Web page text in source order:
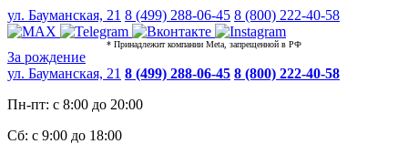
ул. Бауманская, 21 8 (499) 288-06-45 8 (800) 222-40-58
* Принадлежит компании Meta, запрещенной в РФ
За рождение
ул. Бауманская, 21 8 (499) 288-06-45 8 (800) 222-40-58
Пн-пт: с 8:00 до 20:00
Сб: с 9:00 до 18:00